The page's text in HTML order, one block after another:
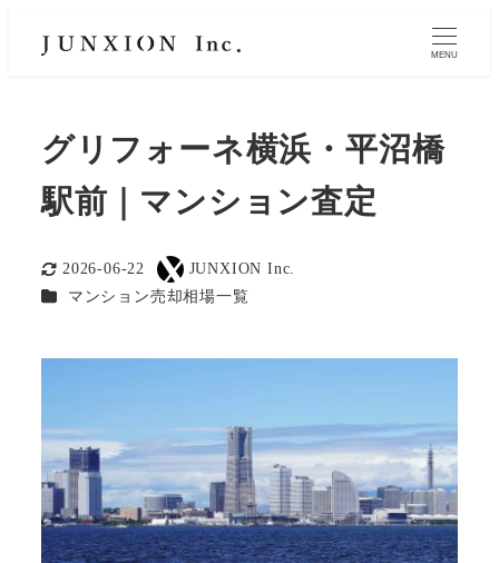
MENU
グリフォーネ横浜・平沼橋
駅前｜マンション査定
更新日
2026-06-22
著
者
JUNXION Inc.
カテゴリー
マンション売却相場一覧